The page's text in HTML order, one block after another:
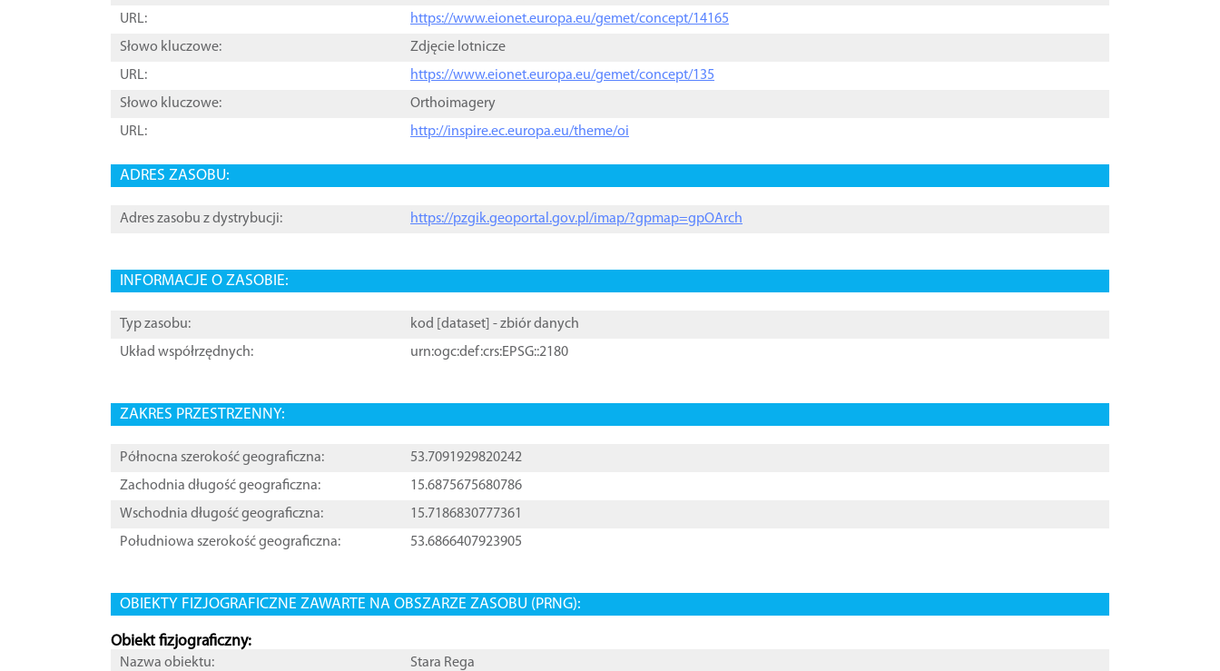
URL:
https://www.eionet.europa.eu/gemet/concept/14165
Słowo kluczowe:
Zdjęcie lotnicze
URL:
https://www.eionet.europa.eu/gemet/concept/135
Słowo kluczowe:
Orthoimagery
URL:
http://inspire.ec.europa.eu/theme/oi
ADRES ZASOBU:
Adres zasobu z dystrybucji: https://pzgik.geoportal.gov.pl/imap/?gpmap=gpOArch
INFORMACJE O ZASOBIE:
Typ zasobu: kod [ dataset ] - zbiór danych
Układ współrzędnych:
urn:ogc:def:crs:EPSG::2180
ZAKRES PRZESTRZENNY:
Północna szerokość geograficzna:
53.7091929820242
Zachodnia długość geograficzna:
15.6875675680786
Wschodnia długość geograficzna:
15.7186830777361
Południowa szerokość geograficzna:
53.6866407923905
OBIEKTY FIZJOGRAFICZNE ZAWARTE NA OBSZARZE ZASOBU (PRNG):
Obiekt fizjograficzny:
Nazwa obiektu:
Stara Rega